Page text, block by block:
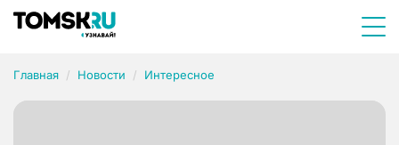
Главная Новости Интересное